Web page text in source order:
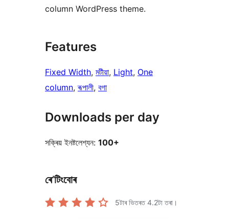
column WordPress theme.
Features
Fixed Width, মটীয়া, Light, One
column, ৰূপালী, বগা
Downloads per day
সক্ৰিয় ইনষ্টলেশ্যন: 100+
ৰে’টিংবোৰ
5টাৰ ভিতৰত4.2টা তৰা।